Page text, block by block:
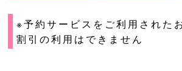
※予約サービスをご利用された
割引の利用はできません